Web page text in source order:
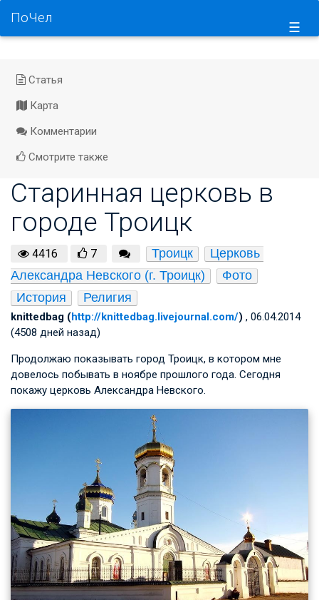
☰
ПоЧел
Статья
Карта
Комментарии
Смотрите также
Старинная церковь в
городе Троицк
4416 7 Троицк
Церковь
Александра Невского (г. Троицк)
Фото
История
Религия
knittedbag (http://knittedbag.livejournal.com/) , 06.04.2014
(4508 дней назад)
Продолжаю показывать город Троицк, в котором мне
довелось побывать в ноябре прошлого года. Сегодня
покажу церковь Александра Невского.